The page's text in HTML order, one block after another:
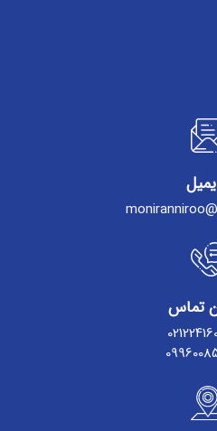
تماس